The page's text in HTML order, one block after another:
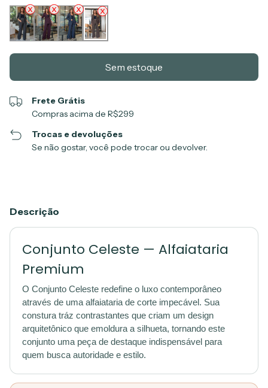
Frete Grátis
Compras acima de R$299
Trocas e devoluções
Se não gostar, você pode trocar ou devolver.
Descrição
Conjunto Celeste — Alfaiataria
Premium
O Conjunto Celeste redefine o luxo contemporâneo
através de uma alfaiataria de corte impecável. Sua
constura tráz contrastantes que criam um design
arquitetônico que emoldura a silhueta, tornando este
conjunto uma peça de destaque indispensável para
quem busca autoridade e estilo.